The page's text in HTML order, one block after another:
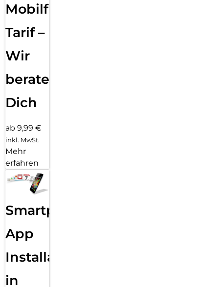
Mobilfunk
Tarif –
Wir
beraten
Dich
ab 9,99 €
inkl. MwSt.
Mehr
erfahren
Smartphone
App
Installation
in